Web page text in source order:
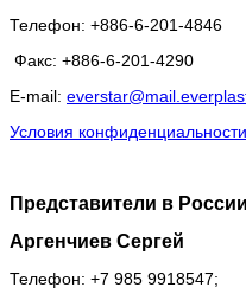
Телефон: +886-6-201-4846
Факс: +886-6-201-4290
E-mail:
Условия конфиденциальности
Представители в
Аргенчиев Сергей
Телефон: +7 985 9918547;